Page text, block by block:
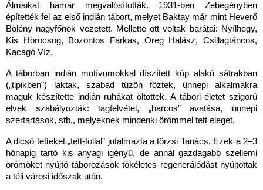
Álmaikat hamar megvalósították. 1931-ben Zebegényben
építették fel az első indián tábort, melyet Baktay már mint Heverő
Bölény nagyfőnök vezetett. Mellette ott voltak barátai: Nyílhegy,
Kis Höröcsög, Bozontos Farkas, Öreg Halász, Csillagtáncos,
Kacagó Víz.
A táborban indián motívumokkal díszített kúp alakú sátrakban
(„tipikben”) laktak, szabad tűzön főztek, ünnepi alkalmakra
maguk készítette indián ruhákat öltöttek. A tábori életet szigorú
elvek szabályozták: tagfelvétel, „harcos” avatása, ünnepi
szertartások, stb., melyeknek mindenki örömmel tett eleget.
A dicső tetteket „tett-tollal” jutalmazta a törzsi Tanács. Ezek a 2–3
hónapig tartó kis anyagi igényű, de annál gazdagabb szellemi
örömöket nyújtó táborozások tökéletes regenerálódást nyújtottak
a téli városi időszak után.